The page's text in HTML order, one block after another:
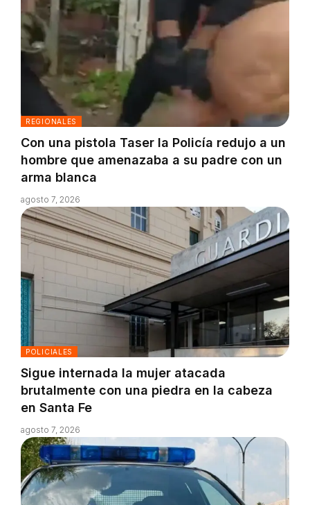
REGIONALES
Con una pistola Taser la Policía redujo a un
hombre que amenazaba a su padre con un
arma blanca
agosto 7, 2026
POLICIALES
Sigue internada la mujer atacada
brutalmente con una piedra en la cabeza
en Santa Fe
agosto 7, 2026